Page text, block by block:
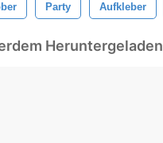
Party Aufkleber
Heruntergeladen